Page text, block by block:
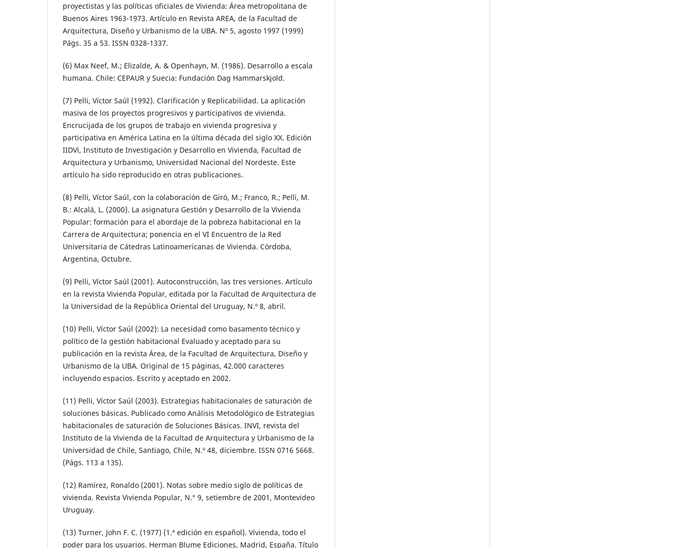
proyectistas y las políticas oficiales de Vivienda: Área metropolitana de
Buenos Aires 1963-1973. Artículo en Revista AREA, de la Facultad de
Arquitectura, Diseño y Urbanismo de la UBA. Nº 5, agosto 1997 (1999)
Págs. 35 a 53. ISSN 0328-1337.
(6) Max Neef, M.; Elizalde, A. & Openhayn, M. (1986). Desarrollo a escala
humana. Chile: CEPAUR y Suecia: Fundación Dag Hammarskjold.
(7) Pelli, Víctor Saúl (1992). Clarificación y Replicabilidad. La aplicación
masiva de los proyectos progresivos y participativos de vivienda.
Encrucijada de los grupos de trabajo en vivienda progresiva y
participativa en América Latina en la última década del siglo XX. Edición
IIDVi, Instituto de Investigación y Desarrollo en Vivienda, Facultad de
Arquitectura y Urbanismo, Universidad Nacional del Nordeste. Este
artículo ha sido reproducido en otras publicaciones.
(8) Pelli, Víctor Saúl, con la colaboración de Giró, M.; Franco, R.; Pelli, M.
B.: Alcalá, L. (2000). La asignatura Gestión y Desarrollo de la Vivienda
Popular: formación para el abordaje de la pobreza habitacional en la
Carrera de Arquitectura; ponencia en el VI Encuentro de la Red
Universitaria de Cátedras Latinoamericanas de Vivienda. Córdoba,
Argentina, Octubre.
(9) Pelli, Víctor Saúl (2001). Autoconstrucción, las tres versiones. Artículo
en la revista Vivienda Popular, editada por la Facultad de Arquitectura de
la Universidad de la República Oriental del Uruguay, N.º 8, abril.
(10) Pelli, Víctor Saúl (2002): La necesidad como basamento técnico y
político de la gestión habitacional Evaluado y aceptado para su
publicación en la revista Área, de la Facultad de Arquitectura, Diseño y
Urbanismo de la UBA. Original de 15 páginas, 42.000 caracteres
incluyendo espacios. Escrito y aceptado en 2002.
(11) Pelli, Víctor Saúl (2003). Estrategias habitacionales de saturación de
soluciones básicas. Publicado como Análisis Metodológico de Estrategias
habitacionales de saturación de Soluciones Básicas. INVI, revista del
Instituto de la Vivienda de la Facultad de Arquitectura y Urbanismo de la
Universidad de Chile, Santiago, Chile, N.º 48, diciembre. ISSN 0716 5668.
(Págs. 113 a 135).
(12) Ramírez, Ronaldo (2001). Notas sobre medio siglo de políticas de
vivienda. Revista Vivienda Popular, N.° 9, setiembre de 2001, Montevideo
Uruguay.
(13) Turner, John F. C. (1977) (1.ª edición en español). Vivienda, todo el
poder para los usuarios. Herman Blume Ediciones, Madrid, España. Título